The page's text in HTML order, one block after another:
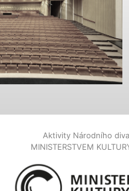
Aktivity Národního
MINISTERSTVEM